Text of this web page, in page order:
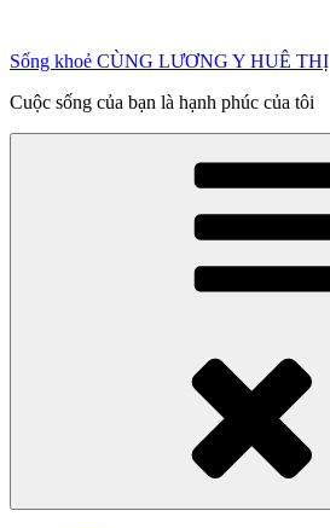
phần
dung
Sống khoẻ CÙNG LƯƠNG Y HUÊ THỊ
Cuộc sống của bạn là hạnh phúc của tôi